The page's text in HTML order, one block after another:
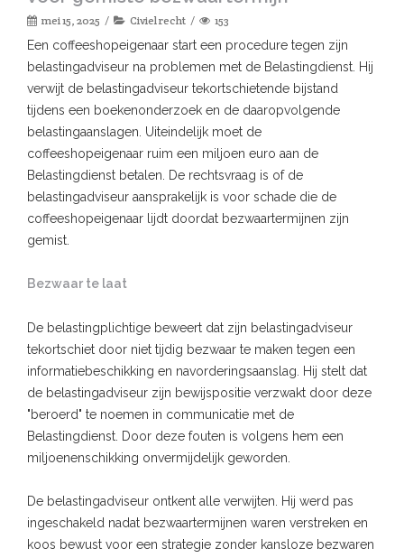
mei 15, 2025 Civiel recht 153
Een coffeeshopeigenaar start een procedure tegen zijn
belastingadviseur na problemen met de Belastingdienst. Hij
verwijt de belastingadviseur tekortschietende bijstand
tijdens een boekenonderzoek en de daaropvolgende
belastingaanslagen. Uiteindelijk moet de
coffeeshopeigenaar ruim een miljoen euro aan de
Belastingdienst betalen. De rechtsvraag is of de
belastingadviseur aansprakelijk is voor schade die de
coffeeshopeigenaar lijdt doordat bezwaartermijnen zijn
gemist.
Bezwaar te laat
De belastingplichtige beweert dat zijn belastingadviseur
tekortschiet door niet tijdig bezwaar te maken tegen een
informatiebeschikking en navorderingsaanslag. Hij stelt dat
de belastingadviseur zijn bewijspositie verzwakt door deze
"beroerd" te noemen in communicatie met de
Belastingdienst. Door deze fouten is volgens hem een
miljoenenschikking onvermijdelijk geworden.
De belastingadviseur ontkent alle verwijten. Hij werd pas
ingeschakeld nadat bezwaartermijnen waren verstreken en
koos bewust voor een strategie zonder kansloze bezwaren